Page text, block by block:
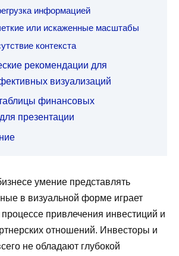
информацией
или искаженные масштабы
контекста
рекомендации для
визуализаций
финансовых
презентации
умение представлять
в визуальной форме играет
привлечения инвестиций и
отношений. Инвесторы и
не обладают глубокой